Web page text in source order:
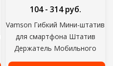
Vamson Гибкий Мини-штатив
для смартфона Штатив
Держатель Мобильного
телефона клип стенд для
104 - 314 руб.